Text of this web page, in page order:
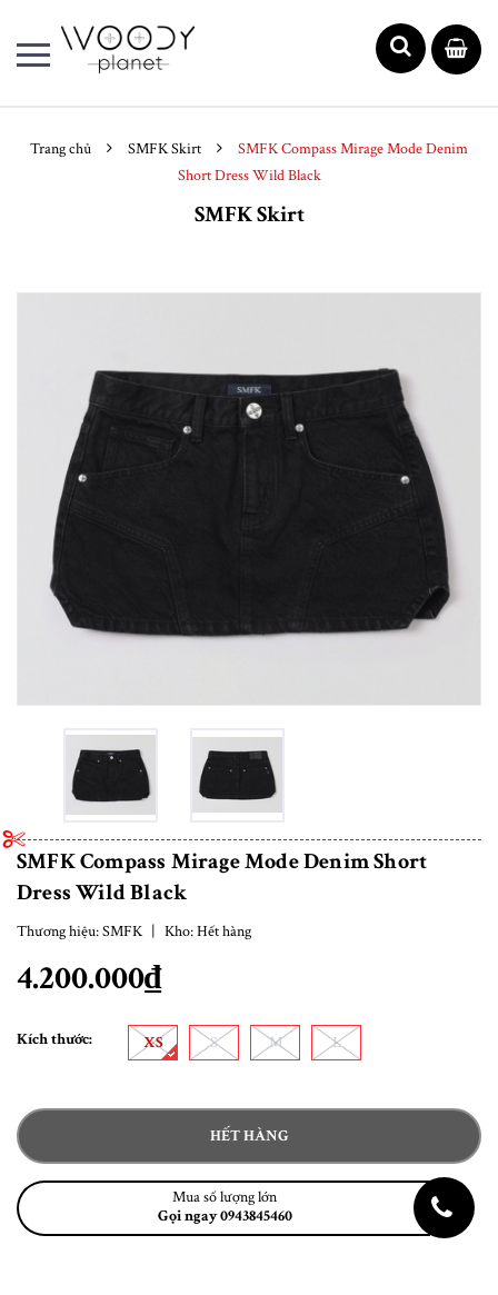
Trang chủ SMFK Skirt
SMFK Compass Mirage Mode Denim
Short Dress Wild Black
SMFK Skirt
SMFK Compass Mirage Mode Denim Short
Dress Wild Black
Thương hiệu:SMFK | Kho:Hết hàng
4.200.000₫
Kích thước: XS S M L
HẾT HÀNG
Mua số lượng lớn
Gọi ngay 0943845460